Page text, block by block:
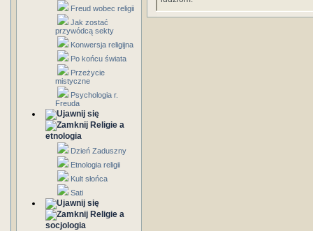
Freud wobec religii
Jak zostać
przywódcą sekty
Konwersja religijna
Po końcu świata
Przeżycie
mistyczne
Psychologia r.
Freuda
Religie a
etnologia
Dzień Zaduszny
Etnologia religii
Kult słońca
Sati
Religie a
socjologia